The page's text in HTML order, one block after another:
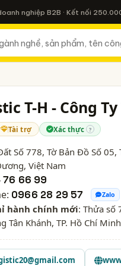
nghiệp B2B · Kết nối
T-H - Công
Tài trợ Xác thực ?
Số 778, Tờ Bản Đồ Số 05,
, Việt Nam
66 99
0966 28 29 57 Zalo
hành chính mới: Thửa số
Tân Khánh, TP. Hồ Chí Minh